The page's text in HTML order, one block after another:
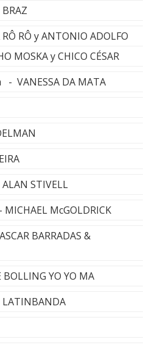
RÔ y ANTONIO ADOLFO
MOSKA y CHICO CÉSAR
- VANESSA DA MATA
STIVELL
McGOLDRICK
BARRADAS &
YO YO MA